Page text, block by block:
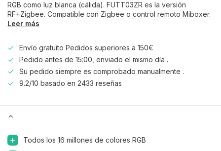
RGB como luz blanca (cálida). FUTT03ZR es la versión
RF+Zigbee. Compatible con Zigbee o control remoto Miboxer.
Leer más
Envío gratuito Pedidos superiores a 150€
Pedido antes de 15:00, enviado el mismo día .
Su pedido siempre es comprobado manualmente .
9.2/10 basado en 2433 reseñas
Todos los 16 millones de colores RGB